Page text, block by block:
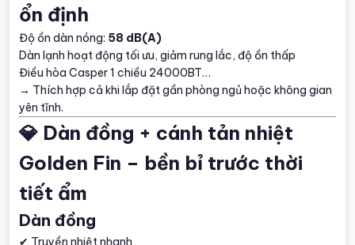
ổn định
Độ ồn dàn nóng: 58 dB(A)
Dàn lạnh hoạt động tối ưu, giảm rung lắc, độ ồn thấp
Điều hòa Casper 1 chiều 24000BT…
→ Thích hợp cả khi lắp đặt gần phòng ngủ hoặc không gian
yên tĩnh.
💎 Dàn đồng + cánh tản nhiệt
Golden Fin – bền bỉ trước thời
tiết ẩm
Dàn đồng
✔ Truyền nhiệt nhanh